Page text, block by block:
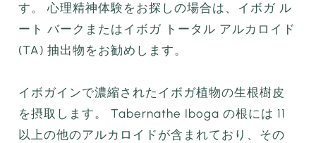
す。 心理精神体験をお探しの場合は、イボガ ル
ート バークまたはイボガ トータル アルカロイド
(TA) 抽出物をお勧めします。
イボガインで濃縮されたイボガ植物の生根樹皮
を摂取します。 Tabernathe Iboga の根には 11
以上の他のアルカロイドが含まれており、その